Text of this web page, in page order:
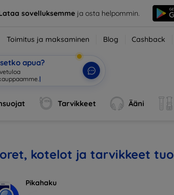
sovelluksemmeja osta helpommin.
Toimitus ja maksaminen Blog Cashback
apua?
|
Tarvikkeet Ääni
kotelot ja tarvikkeet
Pikahaku